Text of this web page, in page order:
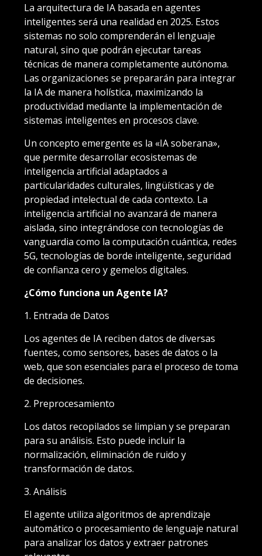
La arquitectura de IA basada en agentes
inteligentes será una realidad en 2025. Estos
sistemas no solo comprenderán el lenguaje
natural, sino que podrán ejecutar tareas
técnicas de manera completamente autónoma.
Las organizaciones se prepararán para integrar
la IA de manera holística, maximizando la
productividad mediante la implementación de
sistemas inteligentes en procesos clave.
Un concepto emergente es la «IA soberana»,
que permite desarrollar ecosistemas de
inteligencia artificial adaptados a
particularidades culturales, lingüísticas y de
propiedad intelectual de cada contexto. La
inteligencia artificial no avanzará de manera
aislada, sino integrándose con tecnologías de
vanguardia como la computación cuántica, redes
5G, tecnologías de borde inteligente, seguridad
de confianza cero y gemelos digitales.
¿Cómo funciona un Agente IA?
1. Entrada de Datos
Los agentes de IA reciben datos de diversas
fuentes, como sensores, bases de datos o la
web, que son esenciales para el proceso de toma
de decisiones.
2. Preprocesamiento
Los datos recopilados se limpian y se preparan
para su análisis. Esto puede incluir la
normalización, eliminación de ruido y
transformación de datos.
3. Análisis
El agente utiliza algoritmos de aprendizaje
automático o procesamiento de lenguaje natural
para analizar los datos y extraer patrones